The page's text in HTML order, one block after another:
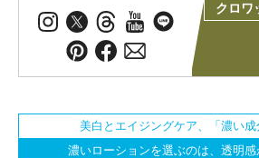
クロワ
美白とエイジングケア、「濃い成
濃いローションを選ぶのは、透明感